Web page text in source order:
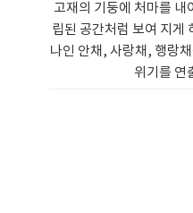
고재의 기둥에 처마를 내
립된 공간처럼 보여 지게
나인 안채, 사랑채, 행랑
위기를 연